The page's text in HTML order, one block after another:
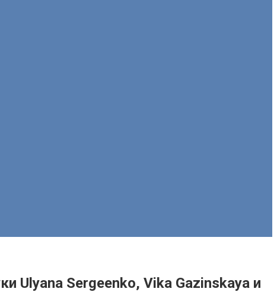
Ulyana Sergeenko, Vika Gazinskaya и